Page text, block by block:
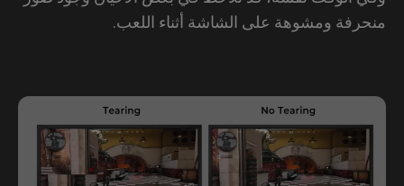
ومشوهة على الشاشة أثناء اللعب.